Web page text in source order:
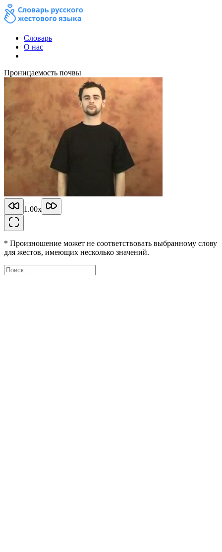
Словарь
О нас
Проницаемость почвы
1.00x
* Произношение может не соответствовать выбранному слову
для жестов, имеющих несколько значений.